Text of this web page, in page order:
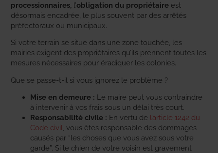
processionnaires, l’obligation du propriétaire est
désormais encadrée, le plus souvent par des arrêtés
préfectoraux ou municipaux.
Si votre terrain se situe dans une zone touchée, les
mairies exigent des propriétaires qu’ils prennent toutes les
mesures nécessaires pour éradiquer les colonies.
Que se passe-t-il si vous ignorez le problème ?
Mise en demeure : Le maire peut vous contraindre
à intervenir à vos frais sous un délai très court.
Responsabilité civile : En vertu de l’article 1242 du
Code civil, vous êtes responsable des dommages
causés par “les choses que vous avez sous votre
garde”. Si le chien de votre voisin est gravement